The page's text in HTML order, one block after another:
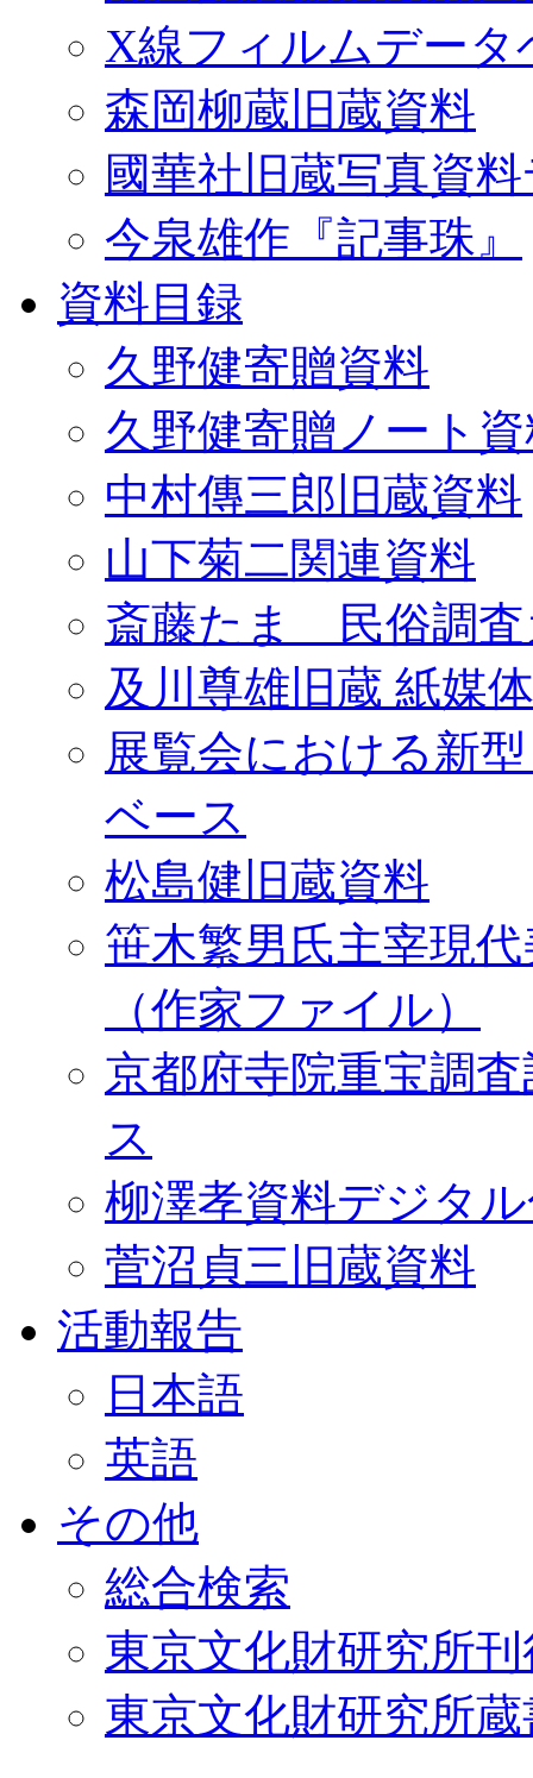
X線フィルムデータ
森岡柳蔵旧蔵資料
國華社旧蔵写真資
今泉雄作『記事珠』
資料目録
久野健寄贈資料
久野健寄贈ノート
中村傳三郎旧蔵資料
山下菊二関連資料
斎藤たま 民俗調査
及川尊雄旧蔵 紙媒
展覧会における新
ベース
松島健旧蔵資料
笹木繁男氏主宰現
（作家ファイル）
京都府寺院重宝調
ス
柳澤孝資料デジタ
菅沼貞三旧蔵資料
活動報告
日本語
英語
その他
総合検索
東京文化財研究所
東京文化財研究所